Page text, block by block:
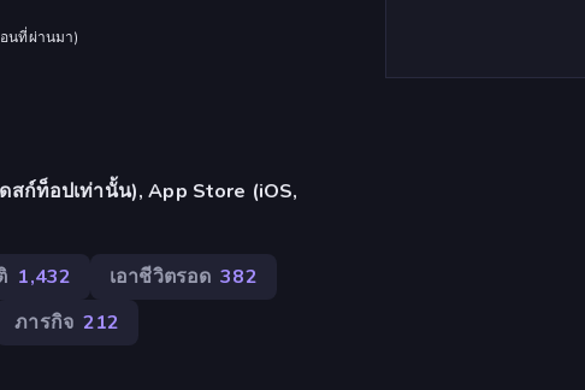
นที่ผ่านมา)
ดสก์ท็อปเท่านั้น), App Store (iOS,
1,432 เอาชีวิตรอด 382
ภารกิจ 212